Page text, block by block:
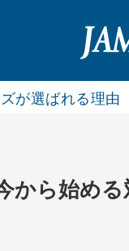
が選ばれる理由
から始める